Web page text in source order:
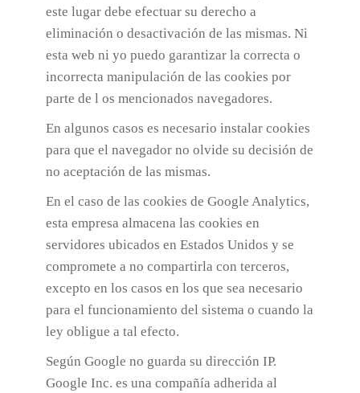
este lugar debe efectuar su derecho a
eliminación o desactivación de las mismas. Ni
esta web ni yo puedo garantizar la correcta o
incorrecta manipulación de las cookies por
parte de l os mencionados navegadores.
En algunos casos es necesario instalar cookies
para que el navegador no olvide su decisión de
no aceptación de las mismas.
En el caso de las cookies de Google Analytics,
esta empresa almacena las cookies en
servidores ubicados en Estados Unidos y se
compromete a no compartirla con terceros,
excepto en los casos en los que sea necesario
para el funcionamiento del sistema o cuando la
ley obligue a tal efecto.
Según Google no guarda su dirección IP.
Google Inc. es una compañía adherida al